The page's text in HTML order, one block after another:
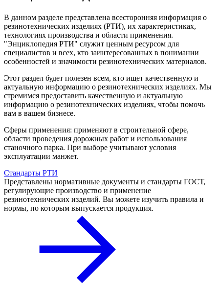
В данном разделе представлена всесторонняя информация о
резинотехнических изделиях (РТИ), их характеристиках,
технологиях производства и области применения.
"Энциклопедия РТИ" служит ценным ресурсом для
специалистов и всех, кто заинтересованных в понимании
особенностей и значимости резинотехнических материалов.
Этот раздел будет полезен всем, кто ищет качественную и
актуальную информацию о резинотехнических изделиях. Мы
стремимся предоставить качественную и актуальную
информацию о резинотехнических изделиях, чтобы помочь
вам в вашем бизнесе.
Сферы применения: применяют в строительной сфере,
области проведения дорожных работ и использования
станочного парка. При выборе учитывают условия
эксплуатации манжет.
Стандарты РТИ
Представлены нормативные документы и стандарты ГОСТ,
регулирующие производство и применение
резинотехнических изделий. Вы можете изучить правила и
нормы, по которым выпускается продукция.